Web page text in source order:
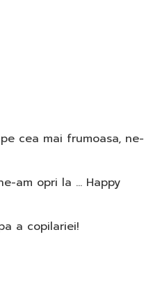
cea mai frumoasa, ne-
am opri la … Happy
a copilariei!